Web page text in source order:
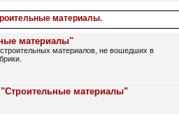
материалы.
материалы"
материалов, не вошедших в
материалы"